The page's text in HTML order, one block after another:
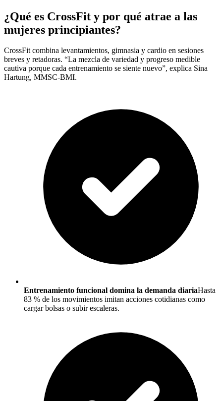
¿Qué es CrossFit y por qué atrae a las
mujeres principiantes?
CrossFit combina levantamientos, gimnasia y cardio en sesiones
breves y retadoras. “La mezcla de variedad y progreso medible
cautiva porque cada entrenamiento se siente nuevo”, explica Sina
Hartung, MMSC-BMI.
Entrenamiento funcional domina la demanda diariaHasta
83 % de los movimientos imitan acciones cotidianas como
cargar bolsas o subir escaleras.